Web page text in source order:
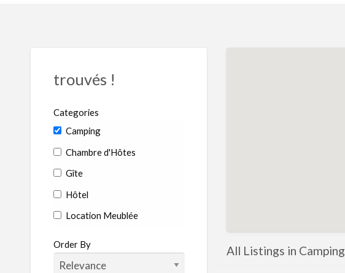
trouvés !
Categories
Camping
Chambre d'Hôtes
Gîte
Hôtel
Location Meublée
Order By All Listings in Camping